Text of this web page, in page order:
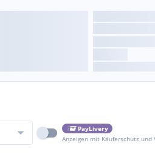
PayLivery
Anzeigen mit Käuferschutz und